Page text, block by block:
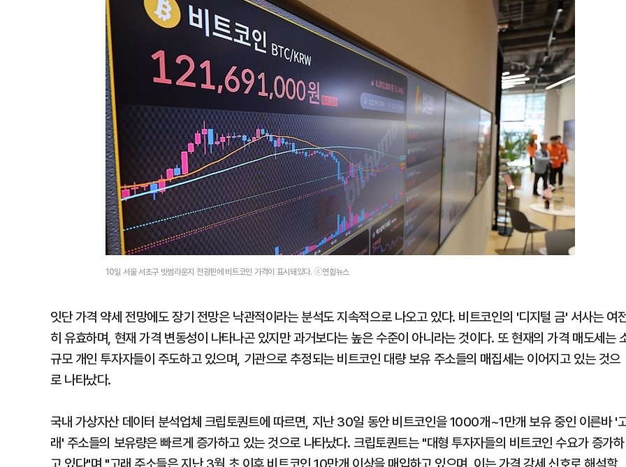
10일 서울 서초구 빗썸라운지 전광판에 비트코인 가격이 표시돼있다. ⓒ연합뉴스
잇단 가격 약세 전망에도 장기 전망은 낙관적이라는 분석도 지속적으로 나오고 있다. 비트코인의 '디지털 금' 서사는 여
히 유효하며, 현재 가격 변동성이 나타나곤 있지만 과거보다는 높은 수준이 아니라는 것이다. 또 현재의 가격 매도세는
규모 개인 투자자들이 주도하고 있으며, 기관으로 추정되는 비트코인 대량 보유 주소들의 매집세는 이어지고 있는 것으
로 나타났다.
국내 가상자산 데이터 분석업체 크립토퀀트에 따르면, 지난 30일 동안 비트코인을 1000개~1만개 보유 중인 이른바 '
래' 주소들의 보유량은 빠르게 증가하고 있는 것으로 나타났다. 크립토퀀트는 "대형 투자자들의 비트코인 수요가 증가하